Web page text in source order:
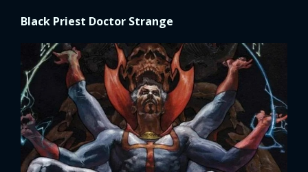
Black Priest Doctor Strange